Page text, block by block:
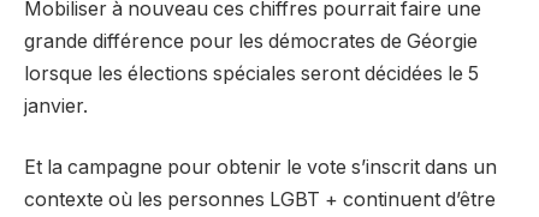
Mobiliser à nouveau ces chiffres pourrait faire une
grande différence pour les démocrates de Géorgie
lorsque les élections spéciales seront décidées le 5
janvier.
Et la campagne pour obtenir le vote s’inscrit dans un
contexte où les personnes LGBT + continuent d’être